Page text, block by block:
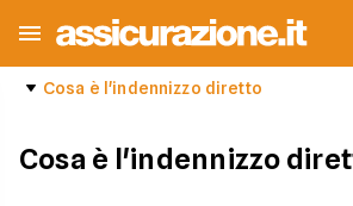
Cosa è l'indennizzo diretto
Cosa è l'indennizzo